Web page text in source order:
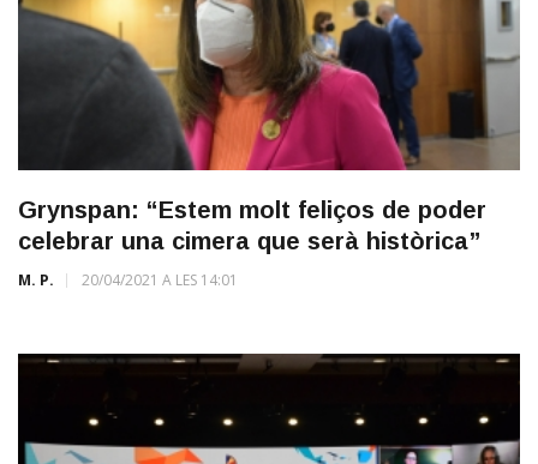
Grynspan: “Estem molt feliços de poder
celebrar una cimera que serà històrica”
M. P. 20/04/2021 A LES 14:01